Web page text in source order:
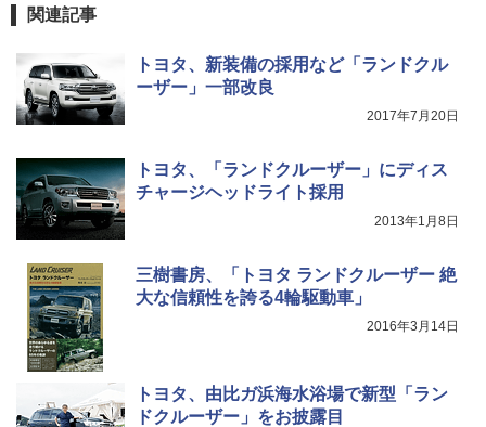
関連記事
トヨタ、新装備の採用など「ランドクル
ーザー」一部改良
2017年7月20日
トヨタ、「ランドクルーザー」にディス
チャージヘッドライト採用
2013年1月8日
三樹書房、「トヨタ ランドクルーザー 絶
大な信頼性を誇る4輪駆動車」
2016年3月14日
トヨタ、由比ガ浜海水浴場で新型「ラン
ドクルーザー」をお披露目